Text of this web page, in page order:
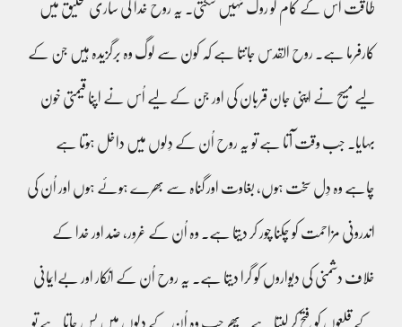
طاقت اُس کے کام کو روک نہیں سکتی۔ یہ روح خدا کی ساری تخلیق میں
کارفرما ہے۔ روح القدس جانتا ہے کہ کون سے لوگ وہ برگزیدہ ہیں جن کے
لیے مسیح نے اپنی جان قربان کی اور جن کے لیے اُس نے اپنا قیمتی خون
بہایا۔ جب وقت آتا ہے تو یہ روح اُن کے دِلوں میں داخل ہوتا ہے
چاہے وہ دِل سخت ہوں، بغاوت اور گناہ سے بھرے ہوئے ہوں اور اُن کی
اندرونی مزاحمت کو چکنا چور کر دیتا ہے۔ وہ اُن کے غرور، ضد اور خدا کے
خلاف دشمنی کی دیواروں کو گرا دیتا ہے۔ یہ روح اُن کے انکار اور بےایمانی
کے قلعوں کو فتح کر لیتا ہے۔ پھر جب وہ اُن کے دِلوں میں بس جاتا ہے تو